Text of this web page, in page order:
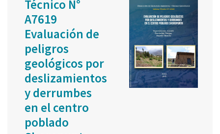
Técnico N°
A7619
Evaluación de
peligros
geológicos por
deslizamientos
y derrumbes
en el centro
poblado